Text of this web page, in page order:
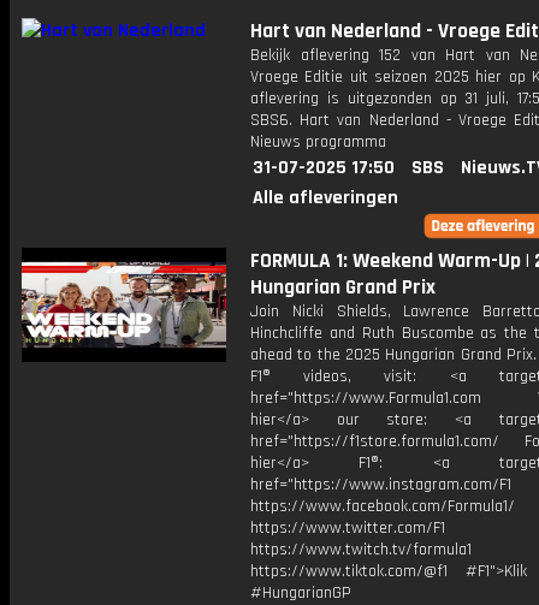
Hart van Nederland - Vroege
Bekijk aflevering 152 van Hart van
Vroege Editie uit seizoen 2025 hier op
aflevering is uitgezonden op 31 juli,
SBS6. Hart van Nederland - Vroege
Nieuws programma
31-07-2025 17:50 SBS
Alle afleveringen
FORMULA 1: Weekend Warm-Up |
Hungarian Grand Prix
Join Nicki Shields, Lawrence
Hinchcliffe and Ruth Buscombe as the
ahead to the 2025 Hungarian Grand
F1® videos, visit: <a
href="https://www.Formula1.com
hier</a> our store: <a
href="https://f1store.formula1.com/
hier</a> F1®: <a
href="https://www.instagram.com/F1
https://www.facebook.com/Formula1/
https://www.twitter.com/F1
https://www.twitch.tv/formula1
https://www.tiktok.com/@f1
#HungarianGP